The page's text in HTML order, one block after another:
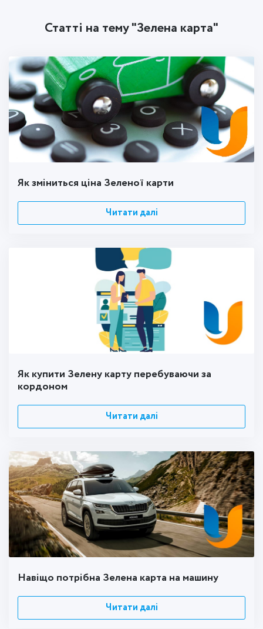
Статті на тему "Зелена карта"
Як зміниться ціна Зеленої карти
Читати далі
Як купити Зелену карту перебуваючи за
кордоном
Читати далі
Навіщо потрібна Зелена карта на машину
Читати далі